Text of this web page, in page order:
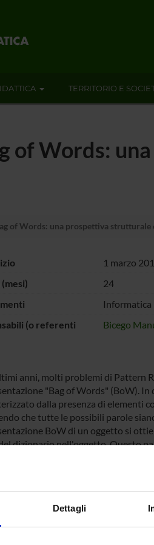
Dettagli
TERRITORIO E
of Words:
of Words: una prospettiva strutturale
1 marzo
24
Informatica
(o referenti
Bicego
anni, molti problemi di Pattern
"Bag of Words" (BoW).
dalla presenza di elementi
che tutte le possibili parole
BoW di un oggetto si
dizionario nell'oggetto. Questo
dove tutti gli ingredienti
degeneri: infatti, non sempre i
un'istanziazione naturale. Ad